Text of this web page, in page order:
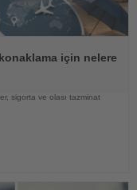
için nelere
sigorta ve olası tazminat